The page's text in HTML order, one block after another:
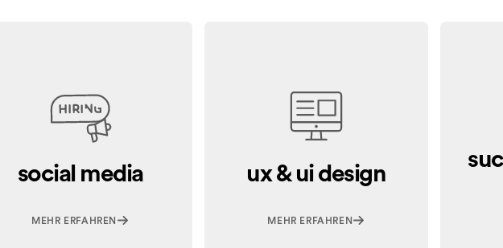
social media
MEHR ERFAHREN
ux & ui design
MEHR ERFAHREN